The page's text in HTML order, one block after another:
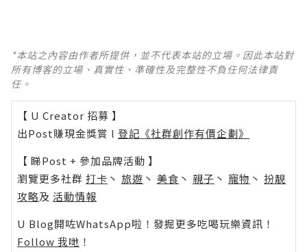
*本站之內容由作者所提供，並不代表本站的立場。因此本站對
所有博客的立場、真實性、準確性及完整性不負任何法律責
任。
【 U Creator 招募 】
出Post賺現金獎賞 l 登記《社群創作有價企劃》
【 睇Post + 參加品牌活動 】
瀏覽更多社群 打卡 丶 旅遊 丶 美食 丶 親子 丶 寵物 丶 扮靚
攻略及 活動情報
U Blog開咗WhatsApp啦！發掘更多吃喝玩樂資訊！
Follow 我哋 ！